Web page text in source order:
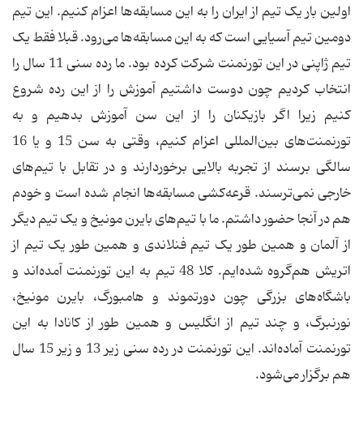
اولین بار یک تیم از ایران را به این مسابقه‌ها اعزام کنیم. این تیم
دومین تیم آسیایی است که به این مسابقه‌ها می‌رود. قبلا فقط یک
تیم ژاپنی در این تورنمنت شرکت کرده بود. ما رده سنی 11 سال را
انتخاب کردیم چون دوست داشتیم آموزش را از این رده شروع
کنیم زیرا اگر بازیکنان را از این سن آموزش بدهیم و به
تورنمنت‌های بین‌المللی اعزام کنیم، وقتی به سن 15 و یا 16
سالگی برسند از تجربه بالایی برخوردارند و در تقابل با تیم‌های
خارجی نمی‌ترسند. قرعه‌کشی مسابقه‌ها انجام شده است و خودم
هم در آنجا حضور داشتم. ما با تیم‌های بایرن مونیخ و یک تیم دیگر
از آلمان و همین طور یک تیم فنلاندی و همین طور یک تیم از
اتریش هم‌گروه شده‌ایم. کلا 48 تیم به این تورنمنت آمده‌اند و
باشگاه‌های بزرگی چون دورتموند و هامبورگ، بایرن مونیخ،
نورنبرگ، و چند تیم از انگلیس و همین طور از کانادا به این
تورنمنت آماده‌اند. این تورنمنت در رده سنی زیر 13 و زیر 15 سال
هم برگزار می‌شود.